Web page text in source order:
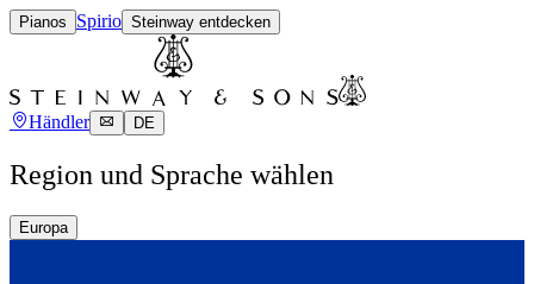
Pianos Spirio Steinway entdecken
Händler DE
Region und Sprache wählen
Europa